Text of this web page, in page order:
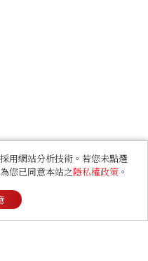
用網站分析技術。若您未點選
您已同意本站之隱私權政策 。